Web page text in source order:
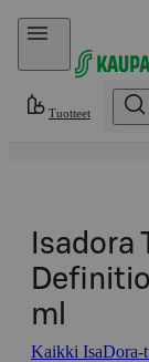
Hyppää sisältöön
Tuotteet
Isadora
ml
Kaikki IsaDora-